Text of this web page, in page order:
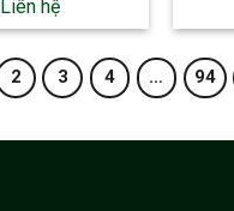
Liên hệ
2 3 4 … 94